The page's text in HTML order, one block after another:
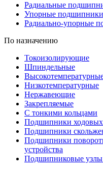
Радиальные
Упорные подшипники
Радиально-упорные
По назначению
Токоизолирующие
Шпиндельные
Низкотемпературные
Нержавеющие
Закрепляемые
С тонкими кольцами
Подшипники ходовых
Подшипники
Подшипники
устройства
Подшипниковые узлы